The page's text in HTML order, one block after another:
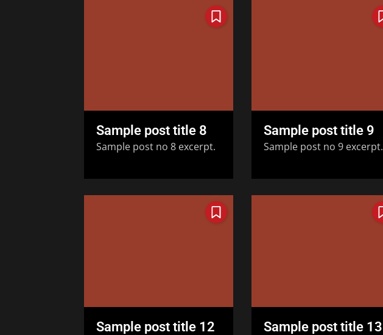
Sample post title 8
Sample post no 8 excerpt.
Sample post title 9
Sample post no 9 excerpt.
Sample post title 12 Sample post title 13